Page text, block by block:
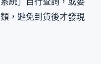
，避免到貨後才發現